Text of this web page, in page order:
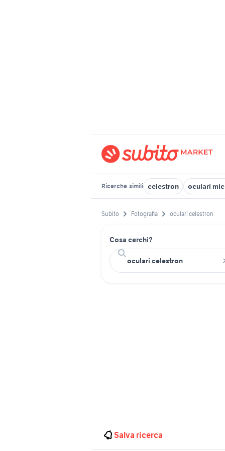
Ricerche simili celestron oculari
Subito Fotografia oculari celestron
Cosa cerchi?
Salva ricerca